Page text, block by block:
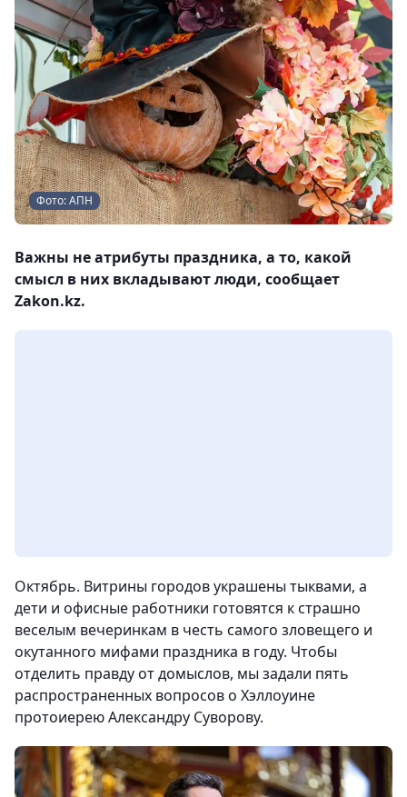
Фото: АПН
Важны не атрибуты праздника, а то, какой
смысл в них вкладывают люди, сообщает
Zakon.kz.
Октябрь. Витрины городов украшены тыквами, а
дети и офисные работники готовятся к страшно
веселым вечеринкам в честь самого зловещего и
окутанного мифами праздника в году. Чтобы
отделить правду от домыслов, мы задали пять
распространенных вопросов о Хэллоуине
протоиерею Александру Суворову.